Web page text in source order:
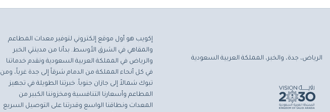
الرياض، جدة، والخبر، المملكة العربية السعودية
إكويب هو أول موقع إلكتروني لتوفير معدات المطاعم
والمقاهي في الشرق الأوسط. بدأنا من مدينتي الخبر
والرياض في المملكة العربية السعودية ونقدم خدماتنا
في كل أنحاء المملكة من الدمام شرقاً إلى جدة غرباً، ومن
تبوك شمالاً إلى جازان جنوباً. خبرتنا الطويلة في تجهيز
المطاعم وأسعارنا التنافسية ومخزوننا الكبير من
المعدات ونطاقنا الواسع وقدرتنا على التوصيل السريع